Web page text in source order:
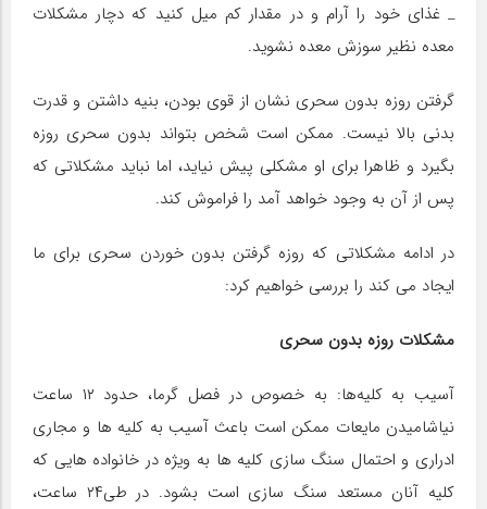
_ غذای خود را آرام و در مقدار کم میل کنید که دچار مشکلات
معده نظیر سوزش معده نشوید.
گرفتن روزه بدون سحری نشان از قوی بودن، بنیه داشتن و قدرت
بدنی بالا نیست. ممکن است شخص بتواند بدون سحری روزه
بگیرد و ظاهرا برای او مشکلی پیش نیاید، اما نباید مشکلاتی که
پس از آن به وجود خواهد آمد را فراموش کند.
در ادامه مشکلاتی که روزه گرفتن بدون خوردن سحری برای ما
ایجاد می کند را بررسی خواهیم کرد:
مشکلات روزه بدون سحری
آسیب به کلیه‌ها: به خصوص در فصل گرما، حدود ۱۲ ساعت
نیاشامیدن مایعات ممکن است باعث آسیب به کلیه ها و مجاری
ادراری و احتمال سنگ سازی کلیه ها به ویژه در خانواده هایی که
کلیه آنان مستعد سنگ سازی است بشود. در طی۲۴ ساعت،